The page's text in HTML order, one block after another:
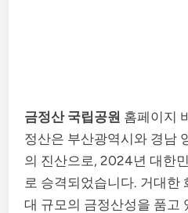
금정산 국립공원 홈페이지
정산은 부산광역시와 경남
의 진산으로, 2024년 대한
로 승격되었습니다. 거대한
대 규모의 금정산성을 품고